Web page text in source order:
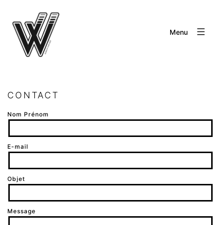
contenu
Menu
CONTACT
Nom Prénom
E-mail
Objet
Message